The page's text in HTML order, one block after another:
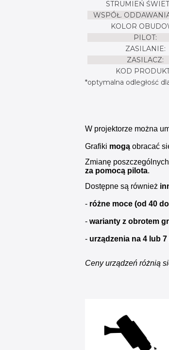
STRUMIEŃ
WSPÓŁ.
KOLOR
PILOT:
ZASILANIE:
ZASILACZ:
KOD
*optymalna odległość
W projektorze można
Grafiki mogą obracać
Zmianę
za pomocą pilota.
Dostępne są również
- różne moce (od 40
- warianty z obrotem
- urządzenia na 4 lub
Ceny urządzeń różnią